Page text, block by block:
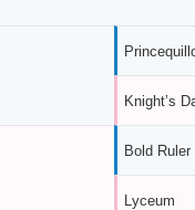
Knight’s
Bold Ruler
Lyceum